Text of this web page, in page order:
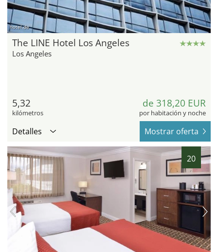
hotel.de
The LINE Hotel Los Angeles
Los Angeles
5,32
kilómetros
de 318,20 EUR
por habitación y noche
Detalles Mostrar oferta
20